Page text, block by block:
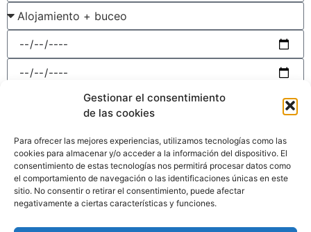
Gestionar el consentimiento
de las cookies
Para ofrecer las mejores experiencias, utilizamos tecnologías como las
cookies para almacenar y/o acceder a la información del dispositivo. El
consentimiento de estas tecnologías nos permitirá procesar datos como
el comportamiento de navegación o las identificaciones únicas en este
sitio. No consentir o retirar el consentimiento, puede afectar
negativamente a ciertas características y funciones.
Acepto lapolitica de privacidad
Enviar